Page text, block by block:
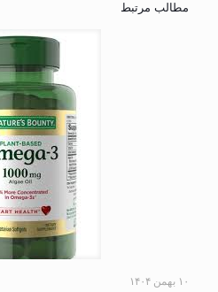
مطالب مرتبط
۱۰ بهمن ۱۴۰۴